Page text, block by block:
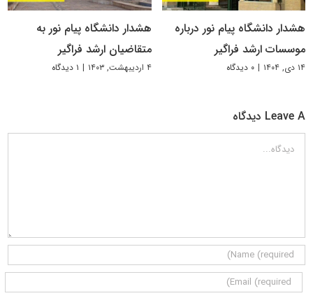
هشدار دانشگاه پیام نور درباره
موسسات ارشد فراگیر
۱۴ دی, ۱۴۰۴ | ۰ دیدگاه
هشدار دانشگاه پیام نور به
متقاضیان ارشد فراگیر
۴ اردیبهشت, ۱۴۰۳ | ۱ دیدگاه
Leave A دیدگاه
دیدگاه